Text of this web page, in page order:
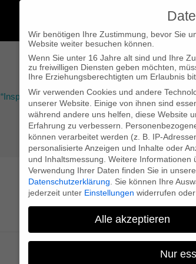
“Inspired by Nature” wins Life Science Award
Wir benötigen Ihre Zustimmung, bevor Sie
Website weiter besuchen können.
Wenn Sie unter 16 Jahre alt sind und Ihre
zu freiwilligen Diensten geben möchten,
Ihre Erziehungsberechtigten um Erlaubnis
Wir verwenden Cookies und andere
unserer Website. Einige von ihnen sind
während andere uns helfen, diese Website
Erfahrung zu verbessern.
können verarbeitet werden (z. B. IP-
personalisierte Anzeigen und Inhalte oder
und Inhaltsmessung. Weitere Informationen
Verwendung Ihrer Daten finden Sie in
Datenschutzerklärung
Sie können Ihre
jederzeit unter Einstellungen widerrufen oder
Alle akzeptieren
Nur